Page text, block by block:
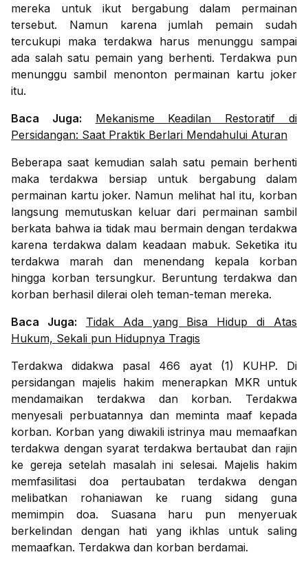
mereka untuk ikut bergabung dalam permainan
tersebut. Namun karena jumlah pemain sudah
tercukupi maka terdakwa harus menunggu sampai
ada salah satu pemain yang berhenti. Terdakwa pun
menunggu sambil menonton permainan kartu joker
itu.
Baca Juga:
Mekanisme Keadilan Restoratif di
Persidangan: Saat Praktik Berlari Mendahului Aturan
Beberapa saat kemudian salah satu pemain berhenti
maka terdakwa bersiap untuk bergabung dalam
permainan kartu joker. Namun melihat hal itu, korban
langsung memutuskan keluar dari permainan sambil
berkata bahwa ia tidak mau bermain dengan terdakwa
karena terdakwa dalam keadaan mabuk. Seketika itu
terdakwa marah dan menendang kepala korban
hingga korban tersungkur. Beruntung terdakwa dan
korban berhasil dilerai oleh teman-teman mereka.
Baca Juga:
Tidak Ada yang Bisa Hidup di Atas
Hukum, Sekali pun Hidupnya Tragis
Terdakwa didakwa pasal 466 ayat (1) KUHP. Di
persidangan majelis hakim menerapkan MKR untuk
mendamaikan terdakwa dan korban. Terdakwa
menyesali perbuatannya dan meminta maaf kepada
korban. Korban yang diwakili istrinya mau memaafkan
terdakwa dengan syarat terdakwa bertaubat dan rajin
ke gereja setelah masalah ini selesai. Majelis hakim
memfasilitasi doa pertaubatan terdakwa dengan
melibatkan rohaniawan ke ruang sidang guna
memimpin doa. Suasana haru pun menyeruak
berkelindan dengan hati yang ikhlas untuk saling
memaafkan. Terdakwa dan korban berdamai.